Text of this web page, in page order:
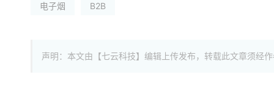
电子烟 B2B
声明：本文由【七云科技】编辑上传发布，转载此文章须经